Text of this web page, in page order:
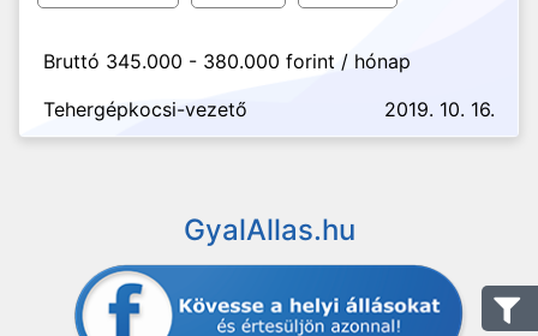
Bruttó 345.000 - 380.000 forint / hónap
Tehergépkocsi-vezető
2019. 10. 16.
GyalAllas.hu